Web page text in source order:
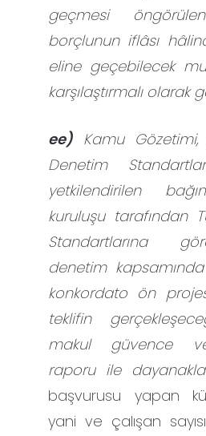
geçmesi
borçlunun iflâsı
eline geçebilecek
karşılaştırmalı olarak
ee) Kamu
Denetim
yetkilendirilen
kuruluşu tarafından
Standartlarına
denetim
konkordato ön
teklifin
makul güvence
raporu ile
başvurusu yapan
yani ve çalışan